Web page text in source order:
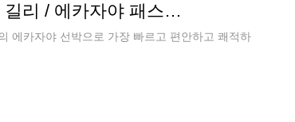
[무료 픽업/드랍] 발리 - 길리 / 에카자야 패스트보트 티켓
에카자야 선박으로 가장 빠르고 편안하고 쾌적하